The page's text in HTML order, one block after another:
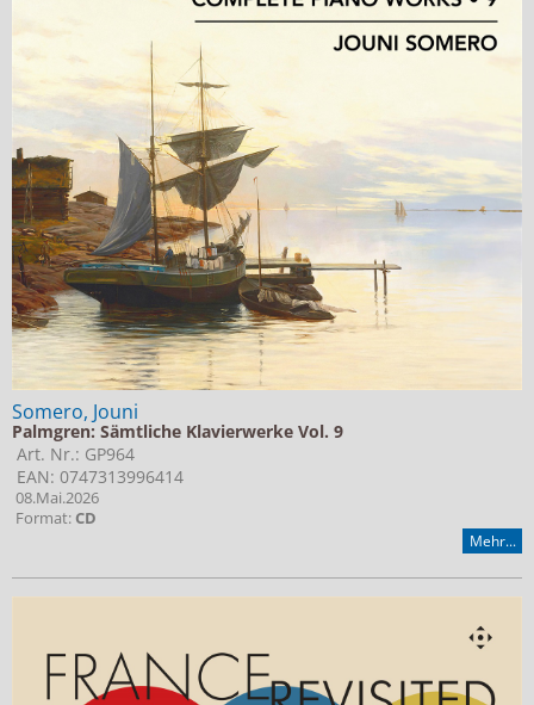
Somero, Jouni
Palmgren: Sämtliche Klavierwerke Vol. 9
Art. Nr.: GP964
EAN: 0747313996414
08.Mai.2026
Format:CD
Mehr...